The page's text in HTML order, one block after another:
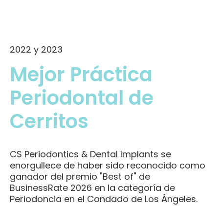
2022 y 2023
Mejor Práctica
Periodontal de
Cerritos
CS Periodontics & Dental Implants se
enorgullece de haber sido reconocido como
ganador del premio "Best of" de
BusinessRate 2026 en la categoría de
Periodoncia en el Condado de Los Ángeles.